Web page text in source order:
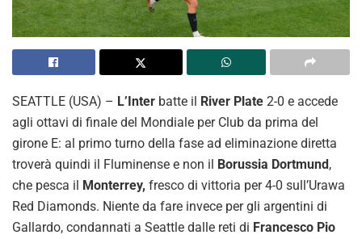
SEATTLE (USA) – L’Inter batte il River Plate 2-0 e accede
agli ottavi di finale del Mondiale per Club da prima del
girone E: al primo turno della fase ad eliminazione diretta
troverà quindi il Fluminense e non il Borussia Dortmund,
che pesca il Monterrey, fresco di vittoria per 4-0 sull’Urawa
Red Diamonds. Niente da fare invece per gli argentini di
Gallardo, condannati a Seattle dalle reti di Francesco Pio